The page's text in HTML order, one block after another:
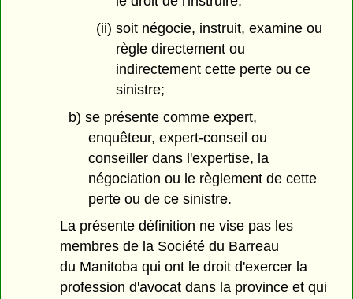
(ii) soit négocie, instruit, examine ou
règle directement ou
indirectement cette perte ou ce
sinistre;
b) se présente comme expert,
enquêteur, expert-conseil ou
conseiller dans l'expertise, la
négociation ou le règlement de cette
perte ou de ce sinistre.
La présente définition ne vise pas les
membres de la Société du Barreau
du Manitoba qui ont le droit d'exercer la
profession d'avocat dans la province et qui